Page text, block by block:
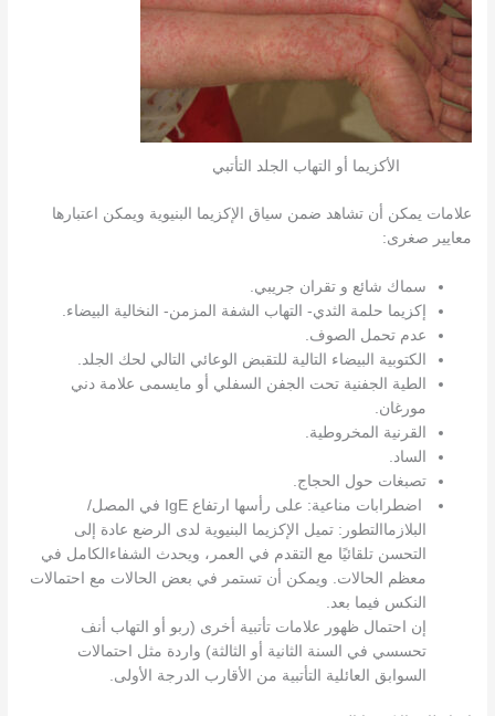
الأكزيما أو التهاب الجلد التأتبي
علامات يمكن أن تشاهد ضمن سياق الإكزيما البنيوية ويمكن اعتبارها
معايير صغرى:
سماك شائع و تقران جريبي.
إكزيما حلمة الثدي- التهاب الشفة المزمن- النخالية البيضاء.
عدم تحمل الصوف.
الكتوبية البيضاء التالية للتقبض الوعائي التالي لحك الجلد.
الطية الجفنية تحت الجفن السفلي أو مايسمى علامة دني
مورغان.
القرنية المخروطية.
الساد.
تصبغات حول الحجاج.
اضطرابات مناعية: على رأسها ارتفاع IgE في المصل/
البلازماالتطور: تميل الإكزيما البنيوية لدى الرضع عادة إلى
التحسن تلقائيًا مع التقدم في العمر، ويحدث الشفاءالكامل في
معظم الحالات. ويمكن أن تستمر في بعض الحالات مع احتمالات
النكس فيما بعد.
إن احتمال ظهور علامات تأتبية أخرى (ربو أو التهاب أنف
تحسسي في السنة الثانية أو الثالثة) واردة مثل احتمالات
السوابق العائلية التأتبية من الأقارب الدرجة الأولى.